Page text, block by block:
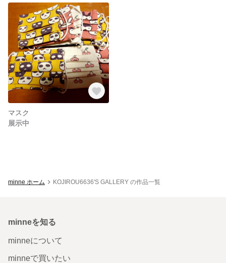
マスク
展示中
minne ホーム KOJIROU6636'S GALLERY の作品一覧
minneを知る
minneについて
minneで買いたい